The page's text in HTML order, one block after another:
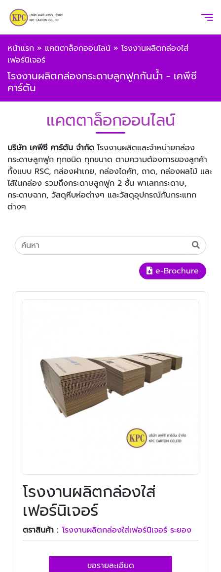
หน้าแรก » แคตตาล็อกออนไลน์ » โรงงานผลิตกล่องใส่
เฟอร์นิเจอร์
โรงงานผลิตกล่องกระดาษลูกฟูกกันน้ำ - เคพีซี
คาร์ตัน
แคตตาล็อกออนไลน์
บริษัท เคพีซี คาร์ตัน จำกัด โรงงานผลิตและจำหน่ายกล่อง
กระดาษลูกฟูก ทุกชนิด ทุกขนาด ตามความต้องการของลูกค้า
ทั้งแบบ RSC, กล่องฝาเกย, กล่องไดคัท, ถาด, กล่องผลไม้ และ
ไส้ในกล่อง รวมถึงกระดาษลูกฟูก 2 ชั้น พาเลทกระดาษ,
กระดาษฉาก, วัสดุหีบห่อต่างๆ และวัสดุอุปกรณ์กันกระแทก
ต่างๆ
e-Brochure
โรงงานผลิตกล่องใส่
เฟอร์นิเจอร์
ตราสินค้า : โรงงานผลิตกล่องใส่เฟอร์นิเจอร์ ระยอง
ขอรายละเอียด